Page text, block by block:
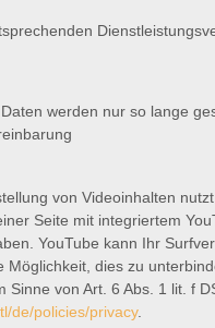
werden nur so lange
von Videoinhalten
Seite mit integriertem
YouTube kann Ihr
Möglichkeit, dies zu
Sinne von Art. 6 Abs. 1 lit. f
de/policies/privacy.